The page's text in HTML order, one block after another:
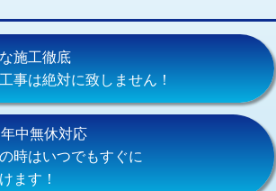
ク） 22,000円+材料費
（壁付・デッキ
13,200円+材料費
栓（壁付・デッキ
・排水トラップ
施工徹底
事は絶対に致しません！
中無休対応
時はいつでもすぐに
ます！